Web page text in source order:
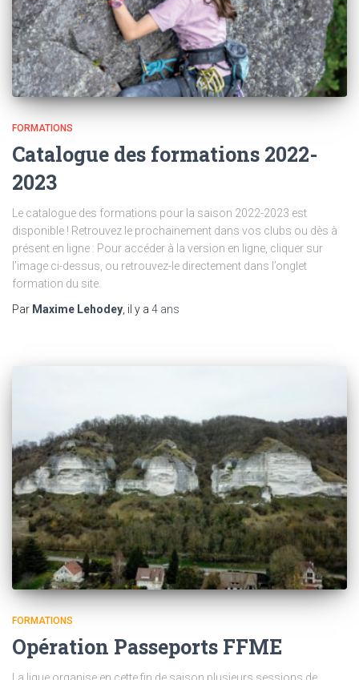
FORMATIONS
Catalogue des formations 2022-
2023
Le catalogue des formations pour la saison 2022-2023 est
disponible ! Retrouvez le prochainement dans vos clubs ou dès à
présent en ligne : Pour accéder à la version en ligne, cliquer sur
l’image ci-dessus, ou retrouvez-le directement dans l’onglet
formation du site.
Par Maxime Lehodey , il y a 4 ans
FORMATIONS
Opération Passeports FFME
La ligue organise en cette fin de saison plusieurs sessions de